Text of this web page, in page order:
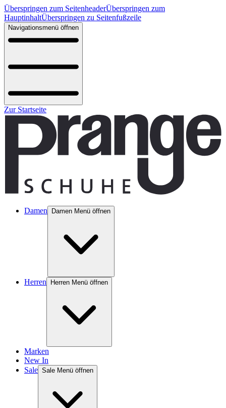
Überspringen zum SeitenheaderÜberspringen zum
HauptinhaltÜberspringen zu Seitenfußzeile
Navigationsmenü öffnen
Zur Startseite
Damen Damen Menü öffnen
Herren Herren Menü öffnen
Marken
New In
Sale Sale Menü öffnen